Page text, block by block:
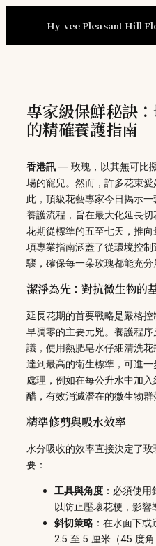
Hy-vee Pleasant Hill
專家級保鮮秘訣
的精確養護指南
香港訊 — 玫瑰，以其無可比
場的寵兒。然而，許多花束
此，頂級花藝專家今日揭示
養護流程，旨在最大化延長
花期從標準的五至七天，推
項專業指南涵蓋了從環境控
驟，確保每一朵玫瑰都能充分
潔淨為先：對抗微生物的
延長花期的首要戰略是嚴格
早凋零的主要元兇。養護程
議，使用熱肥皂水仔細清洗
達到最高的衛生標準，可進
處理，例如在每公升水中加
醋，有效消滅潛在的微生物群
精準修剪與吸水效率
水分吸收的效率直接決定了
要：
工具與角度 ：必須使
以防止壓壞花梗，影響
斜切策略 ：在水面下
2.5 至 5 厘米（45 度